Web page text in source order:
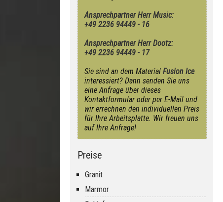
Ansprechpartner Herr Music:
+49 2236 94449 - 16
Ansprechpartner Herr Dootz:
+49 2236 94449 - 17
Sie sind an dem Material Fusion Ice
interessiert? Dann senden Sie uns
eine Anfrage über dieses
Kontaktformular oder per E-Mail und
wir errechnen den individuellen Preis
für Ihre Arbeitsplatte. Wir freuen uns
auf Ihre Anfrage!
Preise
Granit
Marmor